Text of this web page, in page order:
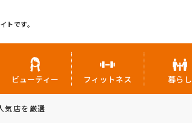
トです。
ビューティー フィットネス 暮らし
気店を厳選